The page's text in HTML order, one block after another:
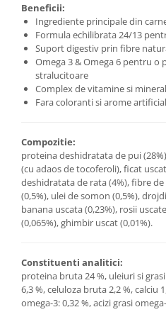
Beneficii:
Ingrediente principale din
Formula echilibrata 24/13
Suport digestiv prin fibre
Omega 3 & Omega 6 pentru o
stralucitoare
Complex de vitamine si
Fara coloranti si arome
Compozitie:
proteina deshidratata de pui
(cu adaos de tocoferoli), ficat
deshidratata de rata (4%), fibre
(0,5%), ulei de somon (0,5%),
banana uscata (0,23%), rosii
(0,065%), ghimbir uscat (0,01%).
Constituenti analitici:
proteina bruta 24 %, uleiuri si
6,3 %, celuloza bruta 2,2 %, calciu
omega-3: 0,32 %, acizi grasi